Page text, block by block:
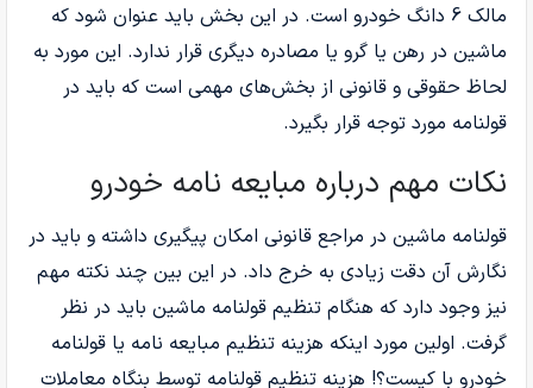
مالک 6 دانگ خودرو است. در این بخش باید عنوان شود که
ماشین در رهن یا گرو یا مصادره دیگری قرار ندارد. این مورد به
لحاظ حقوقی و قانونی از بخش‌های مهمی است که باید در
قولنامه مورد توجه قرار بگیرد.
نکات مهم درباره مبایعه نامه خودرو
قولنامه ماشین در مراجع قانونی امکان پیگیری داشته و باید در
نگارش آن دقت زیادی به خرج داد. در این بین چند نکته مهم
نیز وجود دارد که هنگام تنظیم قولنامه ماشین باید در نظر
گرفت. اولین مورد اینکه هزینه تنظیم مبایعه نامه یا قولنامه
خودرو با کیست؟! هزینه تنظیم قولنامه توسط بنگاه معاملات